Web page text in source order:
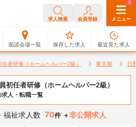
求人検索 会員登録 メニュー
面談会場一覧
0
保存した求人
0
最近見た求人
者研修（ホームヘルパー2級） 東京都 日
初任者研修（ホームヘルパー2級）
求人・転職一覧
福祉求人数 70件 ＋非公開求人